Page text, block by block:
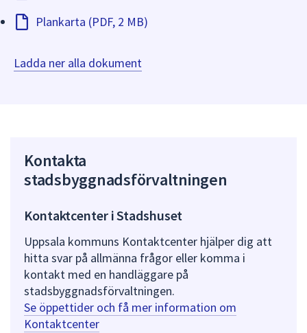
Plankarta (PDF, 2 MB)
Ladda ner alla dokument
Kontakta
stadsbyggnadsförvaltningen
Kontaktcenter i Stadshuset
Uppsala kommuns Kontaktcenter hjälper dig att
hitta svar på allmänna frågor eller komma i
kontakt med en handläggare på
stadsbyggnadsförvaltningen.
Se öppettider och få mer information om
Kontaktcenter